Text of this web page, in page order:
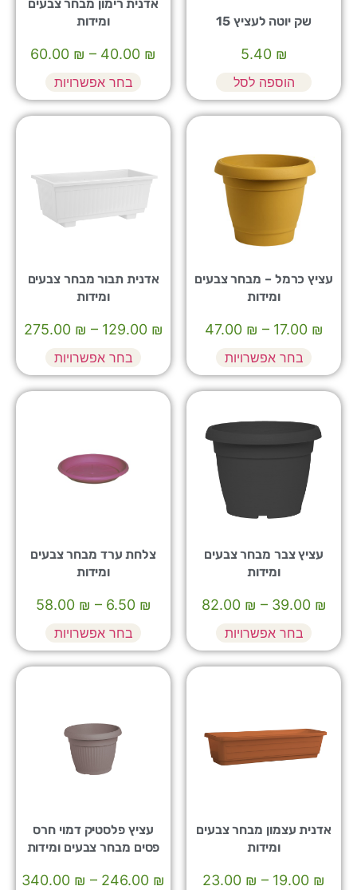
שק יוטה לעציץ 15
₪
5.40
הוספה לסל
אדנית רימון מבחר צבעים
ומידות
₪
–
₪
בחר אפשרויות
עציץ כרמל – מבחר צבעים
ומידות
₪
17.00
–
₪
47.00
בחר אפשרויות
אדנית תבור מבחר צבעים
ומידות
₪
129.00
–
₪
275.00
בחר אפשרויות
עציץ צבר מבחר צבעים
ומידות
₪
39.00
–
₪
82.00
בחר אפשרויות
צלחת ערד מבחר צבעים
ומידות
₪
6.50
–
₪
58.00
בחר אפשרויות
אדנית עצמון מבחר צבעים
ומידות
₪
–
₪
עציץ פלסטיק דמוי חרס
פסים מבחר צבעים ומידות
₪
–
₪